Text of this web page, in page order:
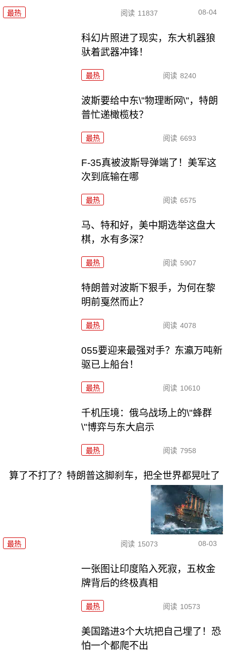
最热 阅读 11837 08-04
科幻片照进了现实，东大机器狼
驮着武器冲锋！
最热 阅读 8240
波斯要给中东\"物理断网\"，特朗
普忙递橄榄枝？
最热 阅读 6693
F-35真被波斯导弹端了！美军这
次到底输在哪
最热 阅读 6575
马、特和好，美中期选举这盘大
棋，水有多深？
最热 阅读 5907
特朗普对波斯下狠手，为何在黎
明前戛然而止？
最热 阅读 4078
055要迎来最强对手？东瀛万吨新
驱已上船台！
最热 阅读 10610
千机压境：俄乌战场上的\"蜂群
\"博弈与东大启示
最热 阅读 7958
算了不打了？特朗普这脚刹车，把全世界都晃吐了
最热 阅读 15073 08-03
一张图让印度陷入死寂，五枚金
牌背后的终极真相
最热 阅读 10573
美国踏进3个大坑把自己埋了！恐
怕一个都爬不出